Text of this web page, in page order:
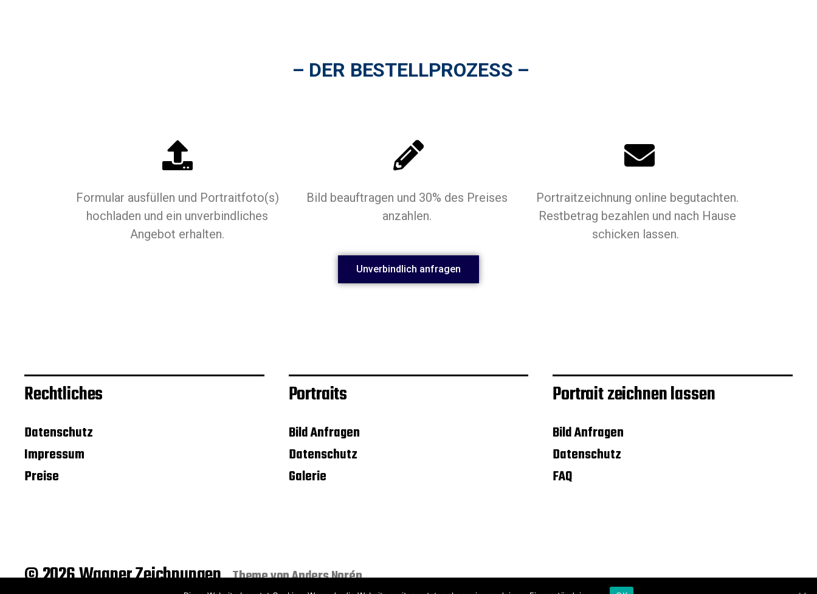
– DER BESTELLPROZESS –
Formular ausfüllen und Portraitfoto(s)
hochladen und ein unverbindliches
Angebot erhalten.
Bild beauftragen und 30% des Preises
anzahlen.
Portraitzeichnung online begutachten.
Restbetrag bezahlen und nach Hause
schicken lassen.
Unverbindlich anfragen
Rechtliches
Datenschutz
Impressum
Preise
Portraits
Bild Anfragen
Datenschutz
Galerie
Portrait zeichnen lassen
Bild Anfragen
Datenschutz
FAQ
© 2026 Wagner Zeichnungen Theme vonAnders Norén